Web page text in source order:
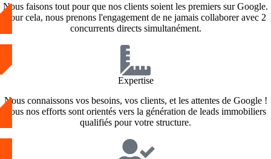
Nous faisons tout pour que nos clients soient les premiers sur Google.
Pour cela, nous prenons l'engagement de ne jamais collaborer avec 2
concurrents directs simultanément.
Expertise
Nous connaissons vos besoins, vos clients, et les attentes de Google !
Tous nos efforts sont orientés vers la génération de leads immobiliers
qualifiés pour votre structure.